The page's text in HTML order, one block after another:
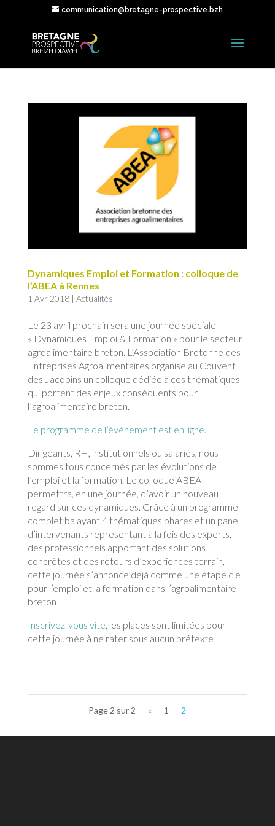
communication@bretagne-prospective.bzh
Dynamiques Emploi et Formation : colloque de
l’ABEA à Rennes
1 Avr 2018| Actualités
Le 23 avril prochain sera une journée spéciale
« Dynamiques Emploi & Formation » pour le secteur
agroalimentaire breton. L’Association Bretonne des
Entreprises Agroalimentaires organise au Couvent
des Jacobins un colloque dédiée à ces thématiques
qui portent des enjeux conséquents pour
l’agroalimentaire breton.
Le programme de l’événement est en ligne.
Dirigeants, RH, institutionnels ou salariés, nous
sommes tous concernés par les évolutions de
l’emploi et la formation. Le colloque ABEA
permettra, en une journée, d’avoir un nouveau
regard sur ces dynamiques. Grâce à un programme
complet balayant 4 thématiques phares et un panel
d’intervenants représentant à la fois des experts,
des professionnels apportant des solutions
concrètes et des retours d’expériences terrain,
cette journée s’annonce déjà comme une étape clé
pour l’emploi et la formation dans l’agroalimentaire
breton !
Inscrivez-vous vite, les places sont limitées pour
cette journée à ne rater sous aucun prétexte !
Page 2 sur 2 « 1 2